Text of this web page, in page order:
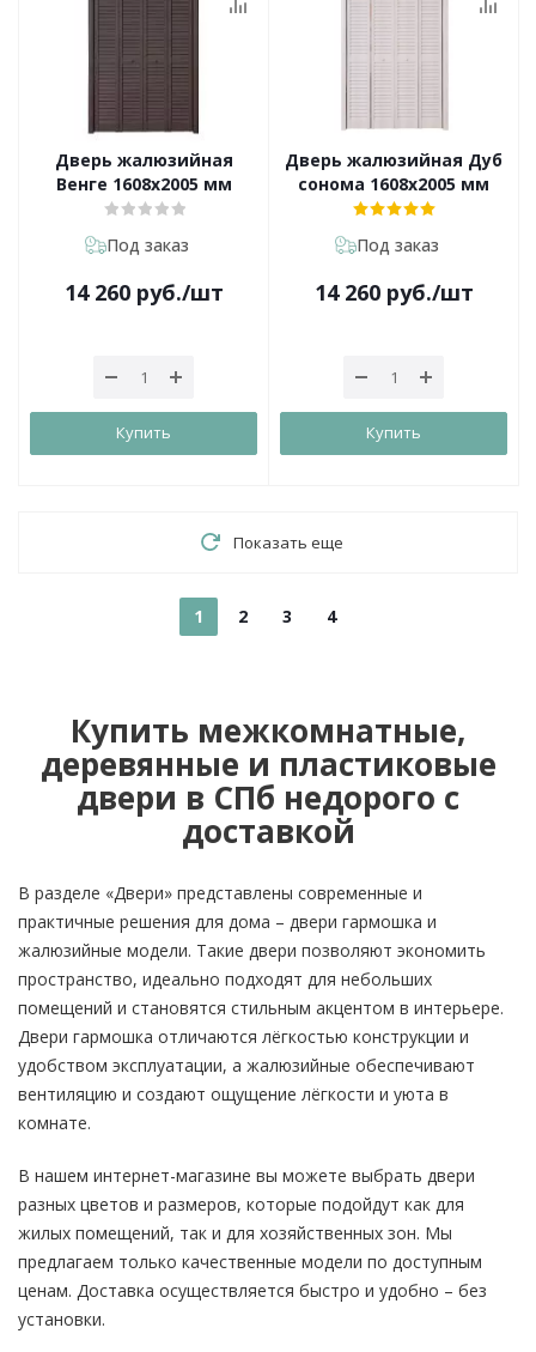
Дверь жалюзийная
Венге 1608х2005 мм
Под заказ
14 260руб./шт
Купить
Дверь жалюзийная Дуб
сонома 1608х2005 мм
Под заказ
14 260руб./шт
Купить
Показать еще
1 2 3 4
Купить межкомнатные,
деревянные и пластиковые
двери в СПб недорого с
доставкой
В разделе «Двери» представлены современные и
практичные решения для дома – двери гармошка и
жалюзийные модели. Такие двери позволяют экономить
пространство, идеально подходят для небольших
помещений и становятся стильным акцентом в интерьере.
Двери гармошка отличаются лёгкостью конструкции и
удобством эксплуатации, а жалюзийные обеспечивают
вентиляцию и создают ощущение лёгкости и уюта в
комнате.
В нашем интернет-магазине вы можете выбрать двери
разных цветов и размеров, которые подойдут как для
жилых помещений, так и для хозяйственных зон. Мы
предлагаем только качественные модели по доступным
ценам. Доставка осуществляется быстро и удобно – без
установки.